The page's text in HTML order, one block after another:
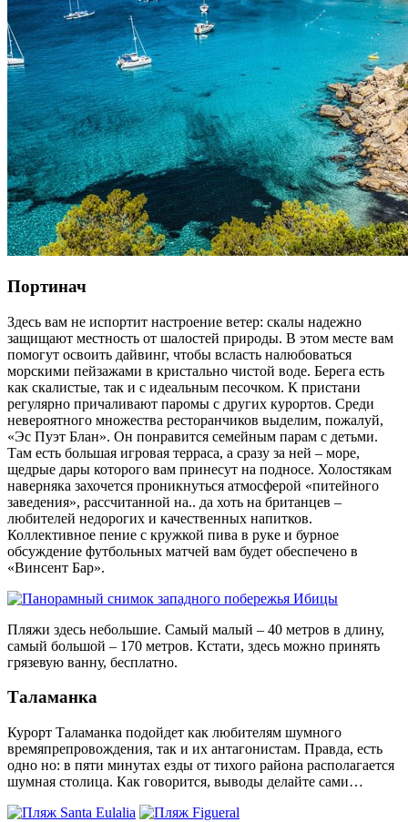
Портинач
Здесь вам не испортит настроение ветер: скалы надежно
защищают местность от шалостей природы. В этом месте вам
помогут освоить дайвинг, чтобы всласть налюбоваться
морскими пейзажами в кристально чистой воде. Берега есть
как скалистые, так и с идеальным песочком. К пристани
регулярно причаливают паромы с других курортов. Среди
невероятного множества ресторанчиков выделим, пожалуй,
«Эс Пуэт Блан». Он понравится семейным парам с детьми.
Там есть большая игровая терраса, а сразу за ней – море,
щедрые дары которого вам принесут на подносе. Холостякам
наверняка захочется проникнуться атмосферой «питейного
заведения», рассчитанной на.. да хоть на британцев –
любителей недорогих и качественных напитков.
Коллективное пение с кружкой пива в руке и бурное
обсуждение футбольных матчей вам будет обеспечено в
«Винсент Бар».
Пляжи здесь небольшие. Самый малый – 40 метров в длину,
самый большой – 170 метров. Кстати, здесь можно принять
грязевую ванну, бесплатно.
Таламанка
Курорт Таламанка подойдет как любителям шумного
времяпрепровождения, так и их антагонистам. Правда, есть
одно но: в пяти минутах езды от тихого района располагается
шумная столица. Как говорится, выводы делайте сами…